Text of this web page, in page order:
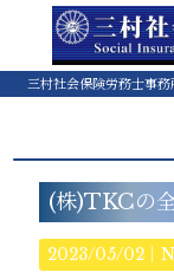
三村社会保険労務士事
(株)TKCの全国紙（
2023/05/02｜